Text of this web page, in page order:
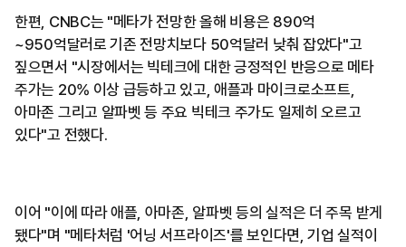
한편, CNBC는 "메타가 전망한 올해 비용은 890억
~950억달러로 기존 전망치보다 50억달러 낮춰 잡았다"고
짚으면서 "시장에서는 빅테크에 대한 긍정적인 반응으로 메타
주가는 20% 이상 급등하고 있고, 애플과 마이크로소프트,
아마존 그리고 알파벳 등 주요 빅테크 주가도 일제히 오르고
있다"고 전했다.
이어 "이에 따라 애플, 아마존, 알파벳 등의 실적은 더 주목 받게
됐다"며 "메타처럼 '어닝 서프라이즈'를 보인다면, 기업 실적이